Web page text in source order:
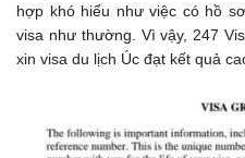
hợp khó hiểu như việc có hồ
visa như thường. Vì vậy, 247
xin visa du lịch Úc đạt kết quả